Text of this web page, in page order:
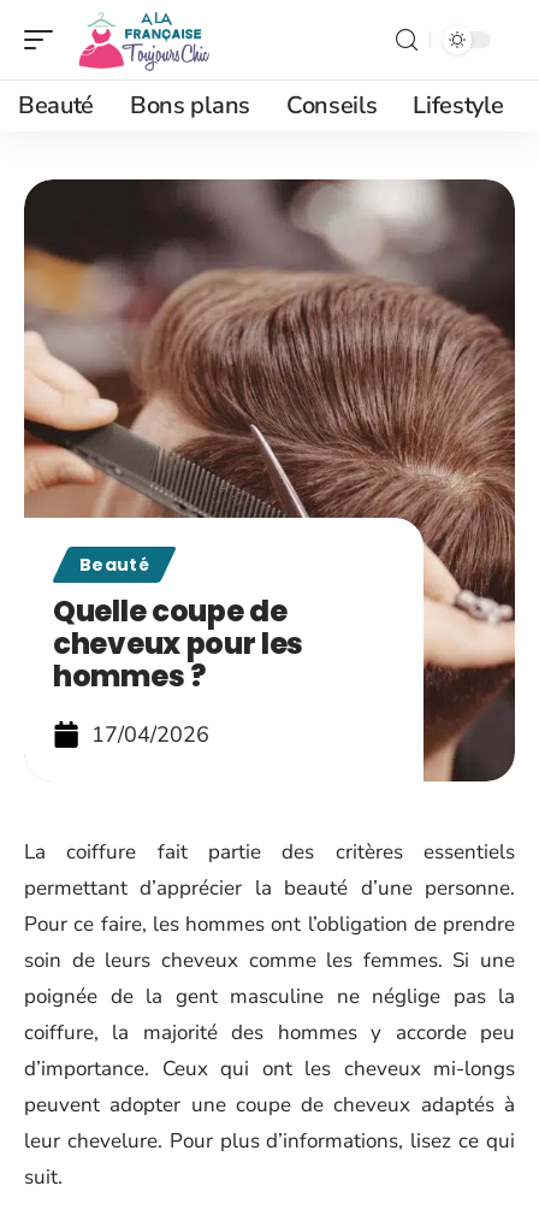
Beauté Bons plans Conseils Lifestyle
Beauté
Quelle coupe de
cheveux pour les
hommes ?
17/04/2026
La coiffure fait partie des critères essentiels
permettant d’apprécier la beauté d’une personne.
Pour ce faire, les hommes ont l’obligation de prendre
soin de leurs cheveux comme les femmes. Si une
poignée de la gent masculine ne néglige pas la
coiffure, la majorité des hommes y accorde peu
d’importance. Ceux qui ont les cheveux mi-longs
peuvent adopter une coupe de cheveux adaptés à
leur chevelure. Pour plus d’informations, lisez ce qui
suit.